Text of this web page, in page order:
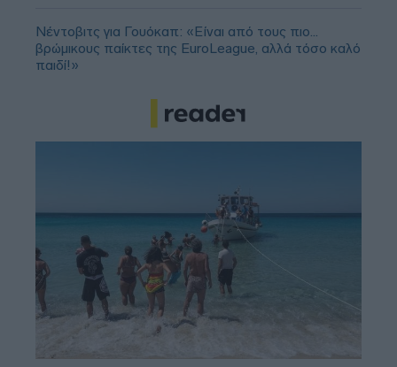
Νέντοβιτς για Γουόκαπ: «Είναι από τους πιο...
βρώμικους παίκτες της EuroLeague, αλλά τόσο καλό
παιδί!»